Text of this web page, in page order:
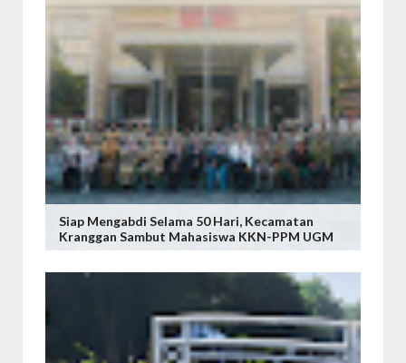
Siap Mengabdi Selama 50 Hari, Kecamatan
Kranggan Sambut Mahasiswa KKN-PPM UGM